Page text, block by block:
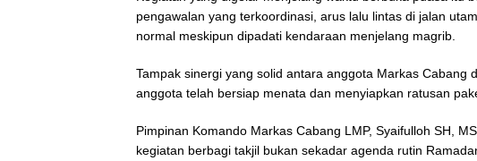
pengawalan yang terkoordinasi, arus lalu lintas di jalan
normal meskipun dipadati kendaraan menjelang magrib.
Tampak sinergi yang solid antara anggota Markas Cabang
anggota telah bersiap menata dan menyiapkan ratusan
Pimpinan Komando Markas Cabang LMP, Syaifulloh SH,
kegiatan berbagi takjil bukan sekadar agenda rutin